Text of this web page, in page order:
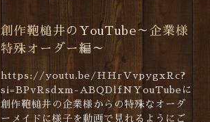
創作鞄槌井のYouTube～企業様
特殊オーダー編～
https://youtu.be/HHrVvpygxRc?
si=BPvRsdxm-ABQDlfNYouTubeに
創作鞄槌井の企業様からの特殊なオーダ
ーメイドに様子を動画で見れるようにご